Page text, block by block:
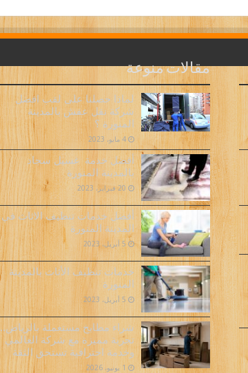
مقالات منوعة
لماذا حصلنا على لقب افضل
شركة نقل عفش بالمدينة
المنورة ؟
4 مايو، 2023
أفضل خدمة غسيل سجاد
بالمدينة المنورة
20 فبراير، 2023
أفضل خدمات تنظيف الاثاث في
المدينة المنورة
5 أبريل، 2023
خدمات تنظيف الأثاث بالمدينة
المنورة
5 أبريل، 2023
شراء مطابخ مستعملة بالرياض..
تجربة مميزة مع شركة العالمي
وخدمة احترافية تستحق الثقة
1 يونيو، 2026